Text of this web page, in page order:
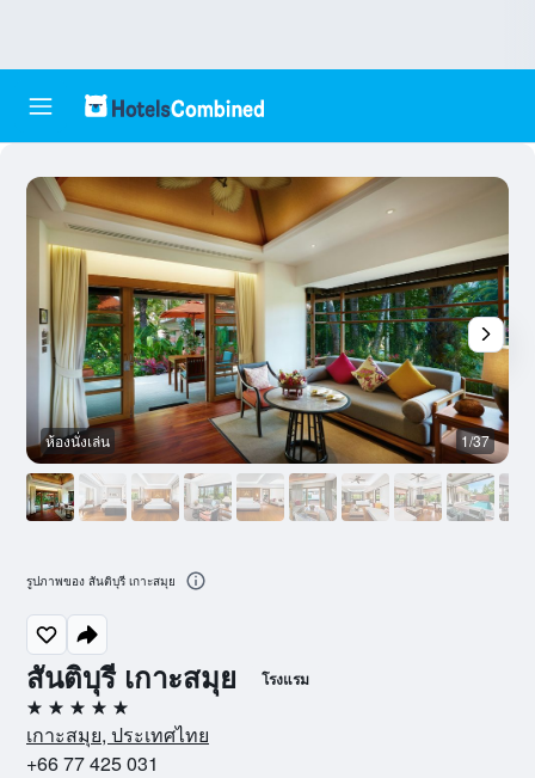
สันติบุรี เกาะสมุย โรงแรม
5 ดาว
เกาะสมุย, ประเทศไทย
+66 77 425 031
ห้องนั่งเล่น 1/37
รูปภาพของ สันติบุรี เกาะสมุย